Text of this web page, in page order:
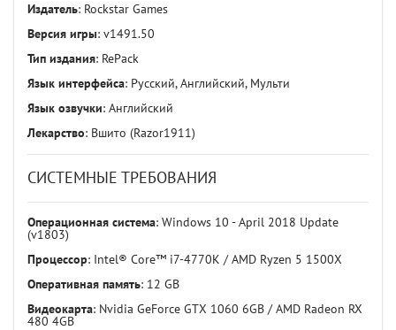
Издатель: Rockstar Games
Версия игры: v1491.50
Тип издания: RePack
Язык интерфейса: Русский, Английский, Мульти
Язык озвучки: Английский
Лекарство: Вшито (Razor1911)
СИСТЕМНЫЕ ТРЕБОВАНИЯ
Операционная система: Windows 10 - April 2018 Update
(v1803)
Процессор: Intel® Core™ i7-4770K / AMD Ryzen 5 1500X
Оперативная память: 12 GB
Видеокарта: Nvidia GeForce GTX 1060 6GB / AMD Radeon RX
480 4GB